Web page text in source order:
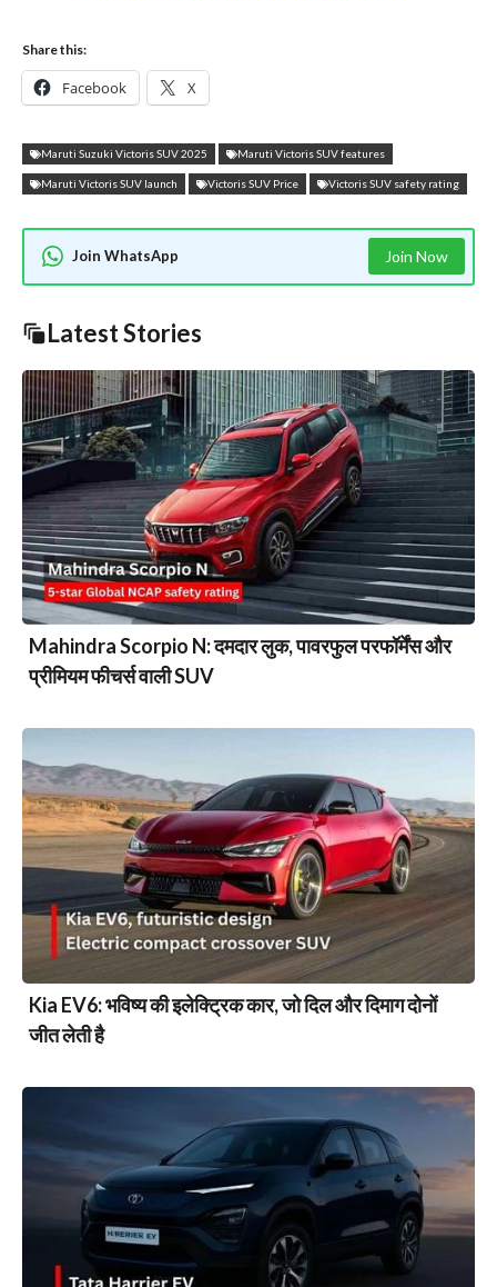
Share this:
Facebook X
Maruti Suzuki Victoris SUV 2025 Maruti Victoris SUV features
Maruti Victoris SUV launch Victoris SUV Price Victoris SUV safety rating
Join WhatsApp Join Now
Latest Stories
Mahindra Scorpio N: दमदार लुक, पावरफुल परफॉर्मेंस और
प्रीमियम फीचर्स वाली SUV
Kia EV6: भविष्य की इलेक्ट्रिक कार, जो दिल और दिमाग दोनों
जीत लेती है